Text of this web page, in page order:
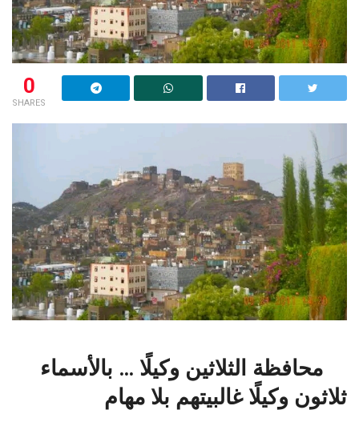
0
SHARES
محافظة الثلاثين وكيلًا … بالأسماء
ثلاثون وكيلًا غالبيتهم بلا مهام